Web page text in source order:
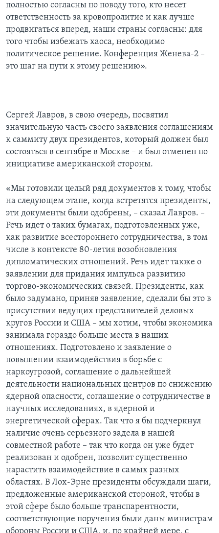
полностью согласны по поводу того, кто несет
ответственность за кровопролитие и как лучше
продвигаться вперед, наши страны согласны: для
того чтобы избежать хаоса, необходимо
политическое решение. Конференция Женева-2 –
это шаг на пути к этому решению».
Сергей Лавров, в свою очередь, посвятил
значительную часть своего заявления соглашениям
к саммиту двух президентов, который должен был
состояться в сентябре в Москве – и был отменен по
инициативе американской стороны.
«Мы готовили целый ряд документов к тому, чтобы
на следующем этапе, когда встретятся президенты,
эти документы были одобрены, – сказал Лавров. –
Речь идет о таких бумагах, подготовленных уже,
как развитие всестороннего сотрудничества, в том
числе в контексте 80-летия возобновления
дипломатических отношений. Речь идет также о
заявлении для придания импульса развитию
торгово-экономических связей. Президенты, как
было задумано, приняв заявление, сделали бы это в
присутствии ведущих представителей деловых
кругов России и США – мы хотим, чтобы экономика
занимала гораздо больше места в наших
отношениях. Подготовлено и заявление о
повышении взаимодействия в борьбе с
наркоугрозой, соглашение о дальнейшей
деятельности национальных центров по снижению
ядерной опасности, соглашение о сотрудничестве в
научных исследованиях, в ядерной и
энергетической сферах. Так что я бы подчеркнул
наличие очень серьезного задела в нашей
совместной работе – так что когда он уже будет
реализован и одобрен, позволит существенно
нарастить взаимодействие в самых разных
областях. В Лох-Эрне президенты обсуждали шаги,
предложенные американской стороной, чтобы в
этой сфере было больше транспарентности,
соответствующие поручения были даны министрам